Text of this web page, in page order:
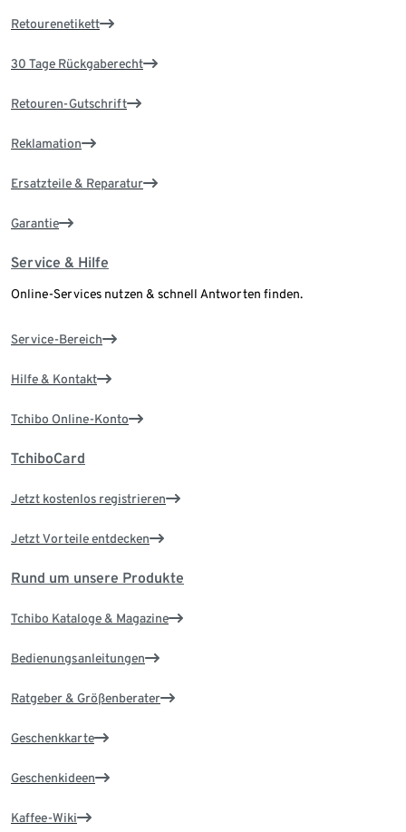
Retourenetikett
30 Tage Rückgaberecht
Retouren-Gutschrift
Reklamation
Ersatzteile & Reparatur
Garantie
Service & Hilfe
Online-Services nutzen & schnell Antworten finden.
Service-Bereich
Hilfe & Kontakt
Tchibo Online-Konto
TchiboCard
Jetzt kostenlos registrieren
Jetzt Vorteile entdecken
Rund um unsere Produkte
Tchibo Kataloge & Magazine
Bedienungsanleitungen
Ratgeber & Größenberater
Geschenkkarte
Geschenkideen
Kaffee-Wiki